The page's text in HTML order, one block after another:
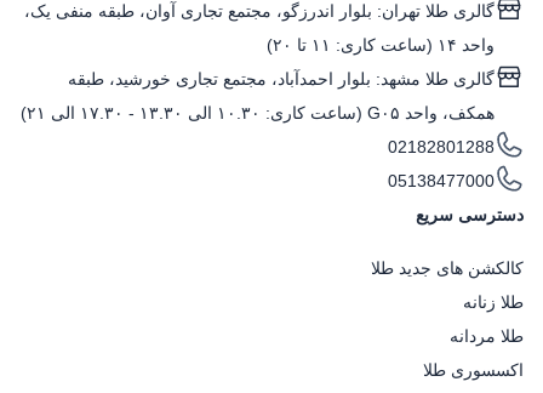
گالری طلا تهران: بلوار اندرزگو، مجتمع تجاری آوان، طبقه منفی یک،
واحد ۱۴ (ساعت کاری: ۱۱ تا ۲۰)
گالری طلا مشهد: بلوار احمدآباد، مجتمع تجاری خورشید، طبقه
همکف، واحد G۰۵ (ساعت کاری: ۱۰.۳۰ الی ۱۳.۳۰ - ۱۷.۳۰ الی ۲۱)
02182801288
05138477000
دسترسی سریع
کالکشن های جدید طلا
طلا زنانه
طلا مردانه
اکسسوری طلا